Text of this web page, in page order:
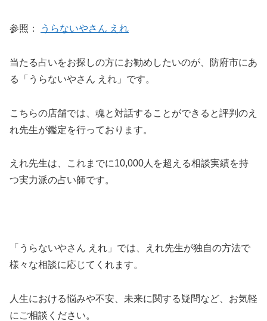
参照： うらないやさん えれ
当たる占いをお探しの方にお勧めしたいのが、防府市にあ
る「うらないやさん えれ」です。
こちらの店舗では、魂と対話することができると評判のえ
れ先生が鑑定を行っております。
えれ先生は、これまでに10,000人を超える相談実績を持
つ実力派の占い師です。
「うらないやさん えれ」では、えれ先生が独自の方法で
様々な相談に応じてくれます。
人生における悩みや不安、未来に関する疑問など、お気軽
にご相談ください。